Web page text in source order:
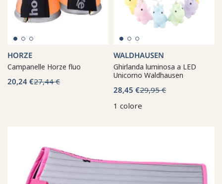
HORZE
Campanelle Horze fluo
20,24 €27,44 €
WALDHAUSEN
Ghirlanda luminosa a LED
Unicorno Waldhausen
28,45 €29,95 €
1 colore